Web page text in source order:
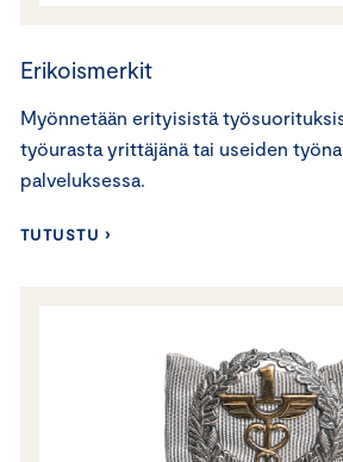
Erikoismerkit
Myönnetään erityisistä
työurasta yrittäjänä tai useiden
palveluksessa.
TUTUSTU ›